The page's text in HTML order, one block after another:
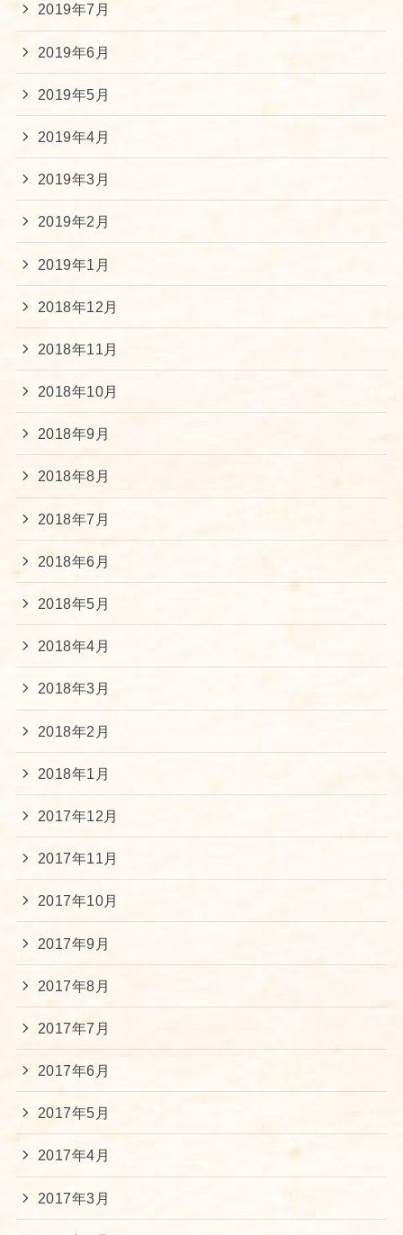
2019年7月
2019年6月
2019年5月
2019年4月
2019年3月
2019年2月
2019年1月
2018年12月
2018年11月
2018年10月
2018年9月
2018年8月
2018年7月
2018年6月
2018年5月
2018年4月
2018年3月
2018年2月
2018年1月
2017年12月
2017年11月
2017年10月
2017年9月
2017年8月
2017年7月
2017年6月
2017年5月
2017年4月
2017年3月